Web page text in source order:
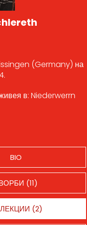
(Germany) на
в: Niederwerrn
BIO
(11)
(2)